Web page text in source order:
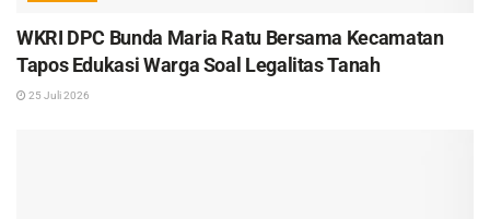
WKRI DPC Bunda Maria Ratu Bersama Kecamatan
Tapos Edukasi Warga Soal Legalitas Tanah
25 Juli 2026